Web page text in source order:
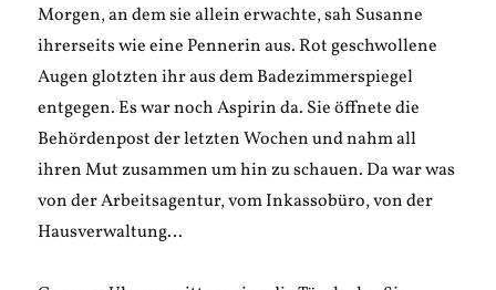
Morgen, an dem sie allein erwachte, sah Susanne
ihrerseits wie eine Pennerin aus. Rot geschwollene
Augen glotzten ihr aus dem Badezimmerspiegel
entgegen. Es war noch Aspirin da. Sie öffnete die
Behördenpost der letzten Wochen und nahm all
ihren Mut zusammen um hin zu schauen. Da war was
von der Arbeitsagentur, vom Inkassobüro, von der
Hausverwaltung…